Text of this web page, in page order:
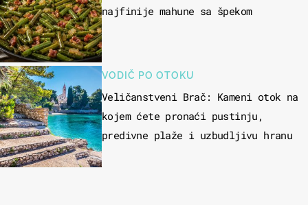
najfinije mahune sa špekom
VODIČ PO OTOKU
Veličanstveni Brač: Kameni otok na
kojem ćete pronaći pustinju,
predivne plaže i uzbudljivu hranu